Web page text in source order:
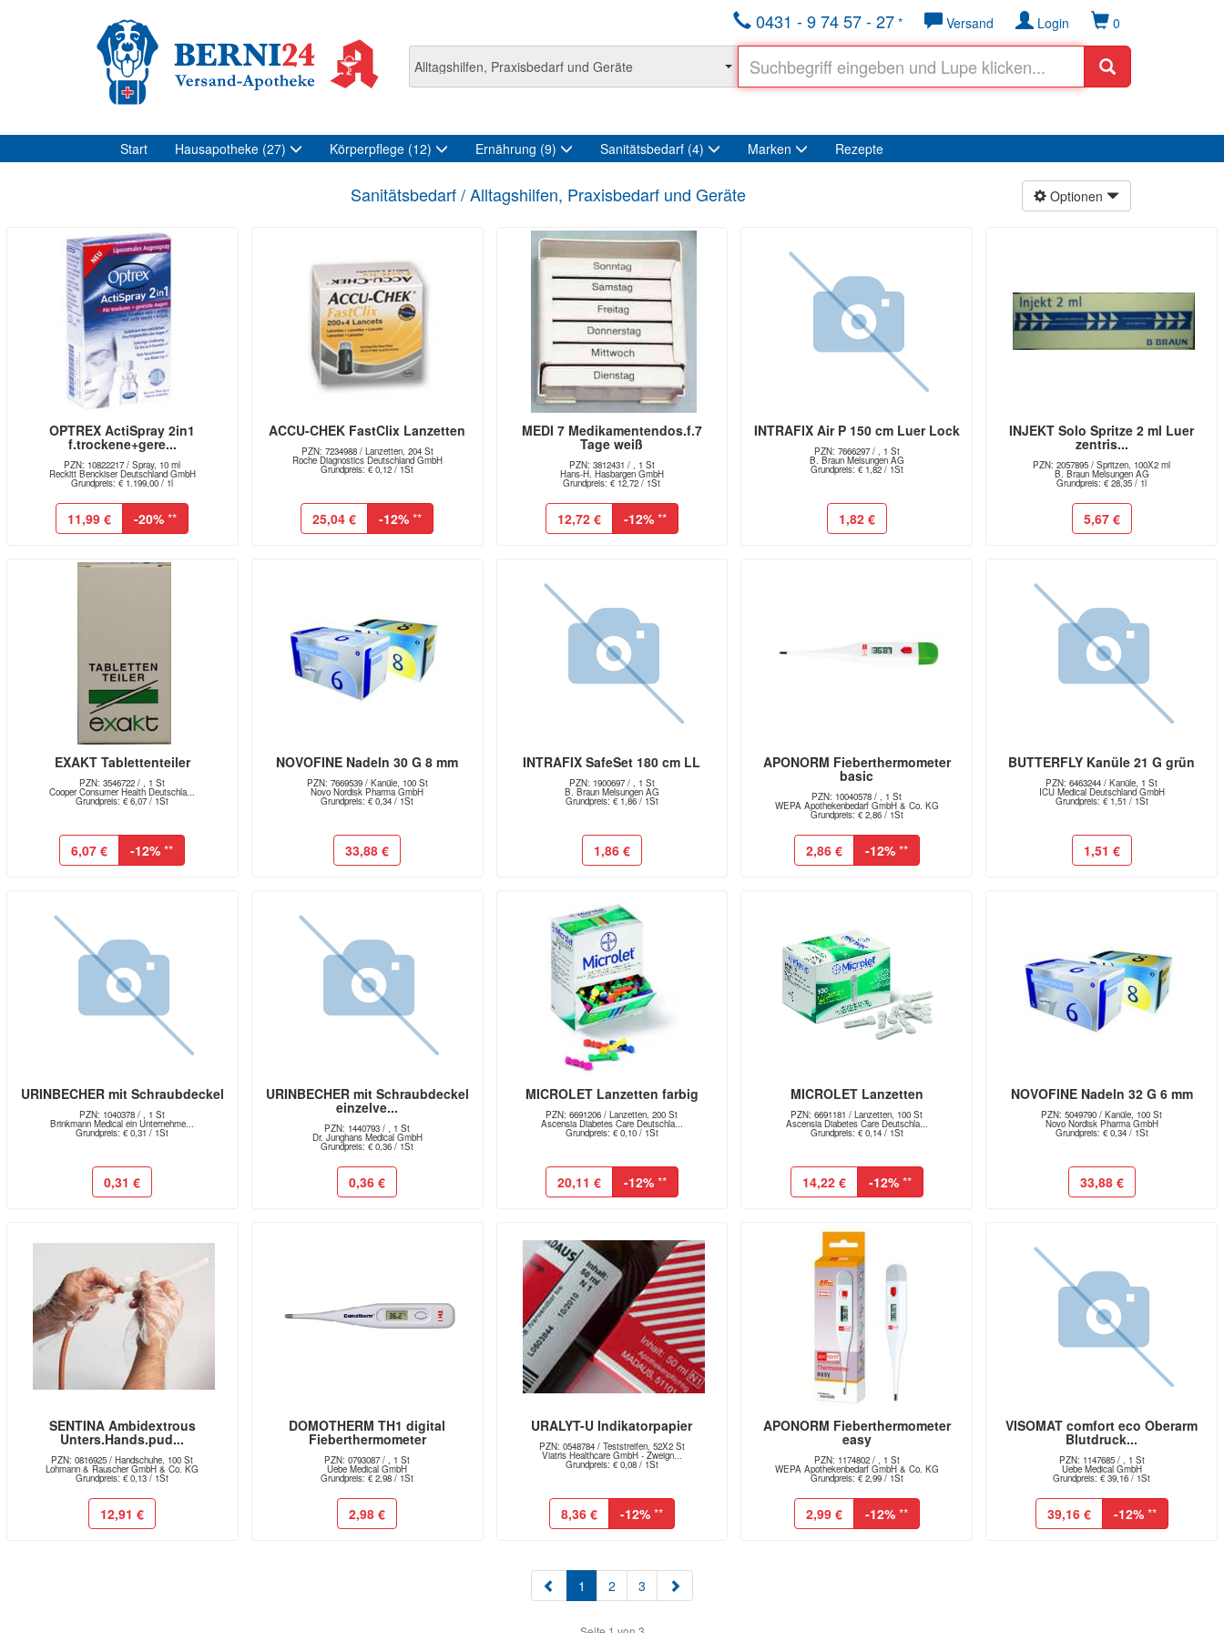
0
Login
Versand
0431 - 9 74 57 - 27 *
Start Hausapotheke (27) Körperpflege (12) Ernährung (9) Sanitätsbedarf (4) Marken Rezepte
Optionen
Sanitätsbedarf / Alltagshilfen, Praxisbedarf und Geräte
OPTREX ActiSpray 2in1
f.trockene+gere...
PZN: 10822217 / Spray, 10 ml
Reckitt Benckiser Deutschland GmbH
Grundpreis: € 1.199,00 / 1l
11,99 € -20% **
ACCU-CHEK FastClix Lanzetten
PZN: 7234988 / Lanzetten, 204 St
Roche Diagnostics Deutschland GmbH
Grundpreis: € 0,12 / 1St
25,04 € -12% **
MEDI 7 Medikamentendos.f.7
Tage weiß
PZN: 3812431 / , 1 St
Hans-H. Hasbargen GmbH
Grundpreis: € 12,72 / 1St
12,72 € -12%**
INTRAFIX Air P 150 cm Luer Lock
PZN: 7666297 / , 1 St
B. Braun Melsungen AG
Grundpreis: € 1,82 / 1St
1,82 €
INJEKT Solo Spritze 2 ml Luer
zentris...
PZN: 2057895 / Spritzen, 100X2 ml
B. Braun Melsungen AG
Grundpreis: € 28,35 / 1l
5,67 €
EXAKT Tablettenteiler
PZN: 3546722 / , 1 St
Cooper Consumer Health Deutschla...
Grundpreis: € 6,07 / 1St
6,07 € -12% **
NOVOFINE Nadeln 30 G 8 mm
PZN: 7669539 / Kanüle, 100 St
Novo Nordisk Pharma GmbH
Grundpreis: € 0,34 / 1St
33,88 €
INTRAFIX SafeSet 180 cm LL
PZN: 1900697 / , 1 St
B. Braun Melsungen AG
Grundpreis: € 1,86 / 1St
1,86 €
APONORM Fieberthermometer
basic
PZN: 10040578 / , 1 St
WEPA Apothekenbedarf GmbH & Co. KG
Grundpreis: € 2,86 / 1St
2,86 € -12%**
BUTTERFLY Kanüle 21 G grün
PZN: 6463244 / Kanüle, 1 St
ICU Medical Deutschland GmbH
Grundpreis: € 1,51 / 1St
1,51 €
URINBECHER mit Schraubdeckel
PZN: 1040378 / , 1 St
Brinkmann Medical ein Unternehme...
Grundpreis: € 0,31 / 1St
0,31 €
URINBECHER mit Schraubdeckel
einzelve...
PZN: 1440793 / , 1 St
Dr. Junghans Medical GmbH
Grundpreis: € 0,36 / 1St
0,36 €
MICROLET Lanzetten farbig
PZN: 6691206 / Lanzetten, 200 St
Ascensia Diabetes Care Deutschla...
Grundpreis: € 0,10 / 1St
20,11 € -12%**
MICROLET Lanzetten
PZN: 6691181 / Lanzetten, 100 St
Ascensia Diabetes Care Deutschla...
Grundpreis: € 0,14 / 1St
14,22 € -12%**
NOVOFINE Nadeln 32 G 6 mm
PZN: 5049790 / Kanüle, 100 St
Novo Nordisk Pharma GmbH
Grundpreis: € 0,34 / 1St
33,88 €
SENTINA Ambidextrous
Unters.Hands.pud...
PZN: 0816925 / Handschuhe, 100 St
Lohmann & Rauscher GmbH & Co. KG
Grundpreis: € 0,13 / 1St
12,91 €
DOMOTHERM TH1 digital
Fieberthermometer
PZN: 0793087 / , 1 St
Uebe Medical GmbH
Grundpreis: € 2,98 / 1St
2,98 €
URALYT-U Indikatorpapier
PZN: 0548784 / Teststreifen, 52X2 St
Viatris Healthcare GmbH - Zweign...
Grundpreis: € 0,08 / 1St
8,36 € -12%**
APONORM Fieberthermometer
easy
PZN: 1174802 / , 1 St
WEPA Apothekenbedarf GmbH & Co. KG
Grundpreis: € 2,99 / 1St
2,99 € -12%**
VISOMAT comfort eco Oberarm
Blutdruck...
PZN: 1147685 / , 1 St
Uebe Medical GmbH
Grundpreis: € 39,16 / 1St
39,16 € -12%**
1 (aktuell)
2 3